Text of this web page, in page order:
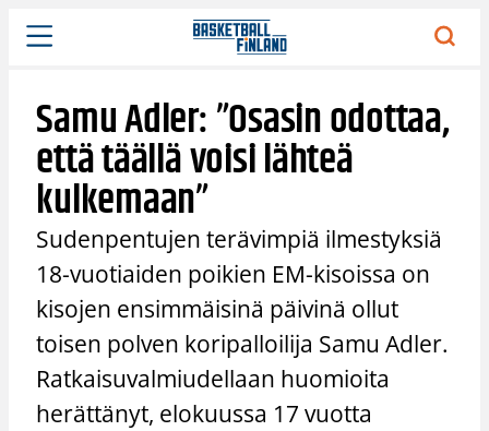
Siirry
sisältöön
Samu Adler: ”Osasin odottaa,
että täällä voisi lähteä
kulkemaan”
Sudenpentujen terävimpiä ilmestyksiä
18-vuotiaiden poikien EM-kisoissa on
kisojen ensimmäisinä päivinä ollut
toisen polven koripalloilija Samu Adler.
Ratkaisuvalmiudellaan huomioita
herättänyt, elokuussa 17 vuotta